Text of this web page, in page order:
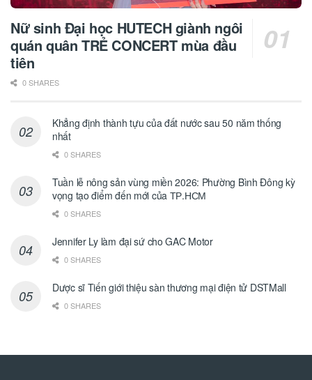
Nữ sinh Đại học HUTECH giành ngôi
quán quân TRẺ CONCERT mùa đầu
tiên
0 SHARES
Khẳng định thành tựu của đất nước sau 50 năm thống
nhất
0 SHARES
Tuần lễ nông sản vùng miền 2026: Phường Bình Đông kỳ
vọng tạo điểm đến mới của ТР.НСМ
0 SHARES
Jennifer Ly làm đại sứ cho GAC Motor
0 SHARES
Dược sĩ Tiến giới thiệu sàn thương mại điện tử DSTMall
0 SHARES